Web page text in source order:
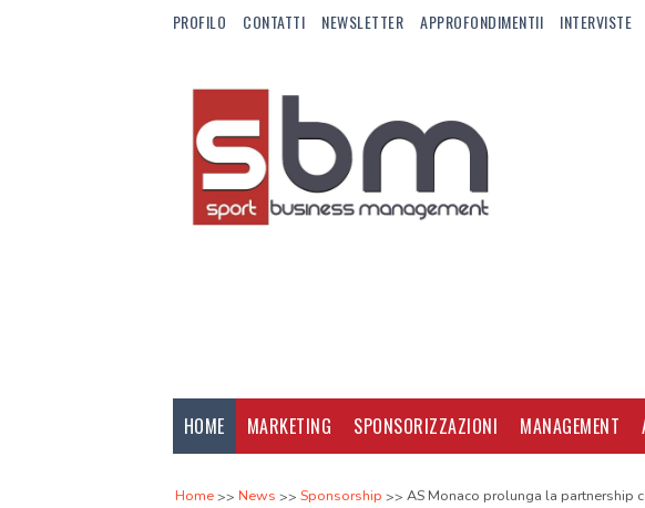
PROFILO CONTATTI NEWSLETTER APPROFONDIMENTII INTERVISTE
HOME MARKETING SPONSORIZZAZIONI MANAGEMENT
Home News Sponsorship AS Monaco prolunga la partnership